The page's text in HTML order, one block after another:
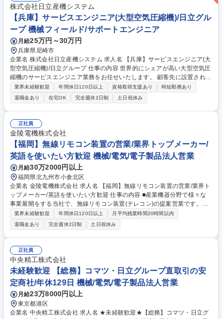
株式会社日立産機システム
【兵庫】サービスエンジニア(大型空気圧縮機)/日立グル
ープ 機械フィールド/サポートエンジニア
月給25万円～30万円
兵庫県尼崎市
企業名 株式会社日立産機システム 求人名 【兵庫】サービスエンジニア(大
型空気圧縮機)/日立グループ 仕事の内容 世界的にシェアが高い大型空気圧
縮機のサービスエンジニア業務をお任せいたします。 顧客先に設置されて
いる大型空気圧縮機のアフターメンテナンス対応をご担当いただきます。
【業務内容】 顧客先に設置されている空気圧縮機について、設置後のアフ
ターメンテナンス対応(保守メンテナンス対応、修理・更新計画の提案等)
を行います。 ※建物への建設改変等の実作業は発生いたしません。 高い
シェアを誇る製品に携わるため、技術的な知見を深められるとともに、製
造現場の安定稼働を支える大きなやりがいを感じられます。 募集職種
【兵庫】サービスエンジニア(大型空気圧縮機)/日立グループ
業界未経験歓迎 年間休日120日以上 資格取得支援あり
時短勤務あり
退職金あり
在宅OK 完全週休2日制 土日祝休み
正社員
金陵電機株式会社
【福岡】無線リモコン装置の営業/業界トップメーカー/
英語を使いたい方歓迎 機械/電気/電子製品法人営業
月給30万2000円以上
福岡県北九州市小倉北区
企業名 金陵電機株式会社 求人名 【福岡】無線リモコン装置の営業/業界ト
ップメーカー/英語を使いたい方歓迎 仕事の内容 ■産業機器分野で様々な
事業展開をする当社で、無線リモコン装置(テレコン)の提案営業です。常
に最先端技術を視野に入れながら、さまざまな機器・システム提案を行っ
ていただきます。 【営業スタイル】顧客のニーズを汲み取りながら最適な
ソリューション提案を行います。既存顧客のリプレイス提案の他、新規設
備導入の際にはゼロからの提案も実施。専門知識が必要な場合は技術者も
同行し打合せを行います。【担当エリア】九州全域、山口県、広島県、島
根県。出張は1、2カ月に1度程度【主な取引先】日本製鉄/JFEスチール/神
戸製鋼など大手多数【働き方】残業月10時間以下とメリハリをつけて働け
る環境です！ 募集職種 【福岡】無線リモコン装置の営業/業界トップメー
カー/英語を使いたい方歓迎
業界未経験歓迎 年間休日120日以上
月平均残業時間20時間以内
退職金あり
完全週休2日制 土日祝休み
正社員
中央精工株式会社
未経験歓迎 【総務】コマツ・日立グループ直取引の安
定商社/年休129日 機械/電気/電子製品法人営業
月給23万8000円以上
東京都港区
企業名 中央精工株式会社 求人名 ★未経験歓迎★【総務】コマツ・日立グ